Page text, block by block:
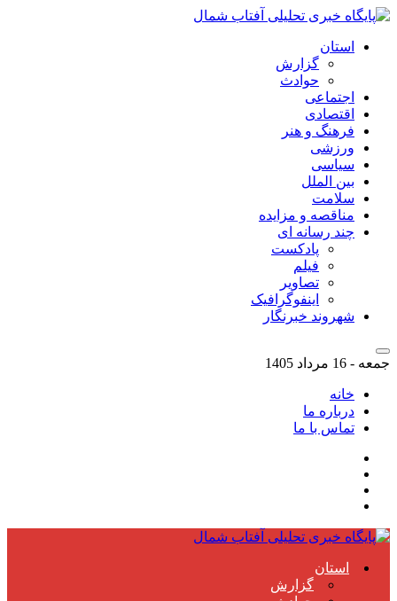
استان
گزارش
حوادث
اجتماعی
اقتصادی
فرهنگ و هنر
ورزشی
سیاسی
بین الملل
سلامت
مناقصه و مزایده
چند رسانه ای
پادکست
فیلم
تصاویر
اینفوگرافیک
شهروند خبرنگار
جمعه - 16 مرداد 1405
خانه
درباره ما
تماس با ما
استان
گزارش